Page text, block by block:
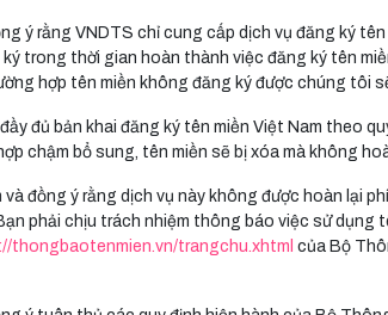
ý rằng VNDTS chỉ cung cấp dịch vụ đăng ký
trong thời gian hoàn thành việc đăng ký tên
hợp tên miền không đăng ký được chúng tôi
đủ bản khai đăng ký tên miền Việt Nam theo
chậm bổ sung, tên miền sẽ bị xóa mà không
và đồng ý rằng dịch vụ này không được hoàn lại
phải chịu trách nhiệm thông báo việc sử dụng
thongbaotenmien.vn/trangchu.xhtml của Bộ